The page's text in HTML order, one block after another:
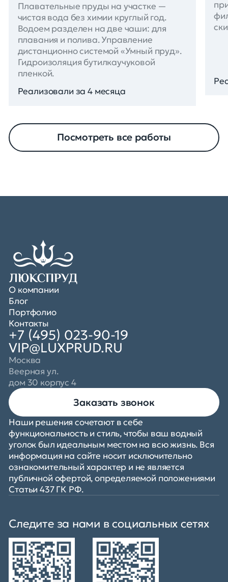
Реализовали за 4 месяца
Плавательные пруды на участке —
чистая вода без химии круглый год.
Водоем разделен на две чаши: для
плавания и полива. Управление
дистанционно системой «Умный пруд».
Гидроизоляция бутилкаучуковой
пленкой.
Посмотреть все работы
+7 (495) 023-90-19
VIP@LUXPRUD.RU
Москва
Веерная ул.
дом 30 корпус 4
Заказать звонок
Наши решения сочетают в себе
функциональность и стиль, чтобы ваш водный
уголок был идеальным местом на всю жизнь. Вся
информация на сайте носит исключительно
ознакомительный характер и не является
публичной офертой, определяемой положениями
Статьи 437 ГК РФ.
Следите за нами в социальных сетях
О компании
Блог
Портфолио
Контакты